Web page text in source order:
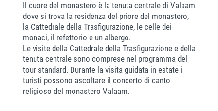
Il cuore del monastero è la tenuta centrale di Valaam
dove si trova la residenza del priore del monastero,
la Cattedrale della Trasfigurazione, le celle dei
monaci, il refettorio e un albergo.
Le visite della Cattedrale della Trasfigurazione e della
tenuta centrale sono comprese nel programma del
tour standard. Durante la visita guidata in estate i
turisti possono ascoltare il concerto di canto
religioso del monastero Valaam.